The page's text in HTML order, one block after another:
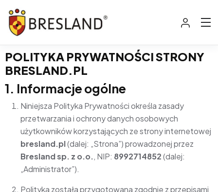
POLITYKA PRYWATNOŚCI STRONY
BRESLAND.PL
1. Informacje ogólne
Niniejsza Polityka Prywatności określa zasady
przetwarzania i ochrony danych osobowych
użytkowników korzystających ze strony internetowej
bresland.pl(dalej: „Strona”) prowadzonej przez
Bresland sp. z o.o., NIP: 8992714852(dalej:
„Administrator”).
Polityka została przygotowana zgodnie z przepisami